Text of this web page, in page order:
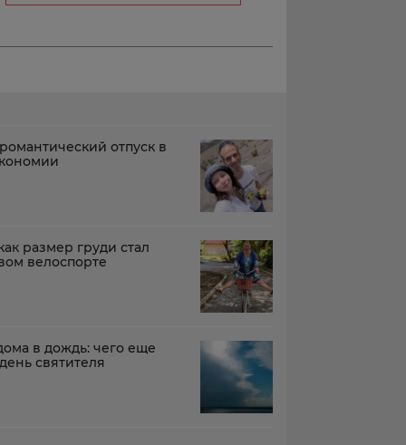
отпуск в
размер груди стал
велоспорте
в дождь: чего еще
святителя